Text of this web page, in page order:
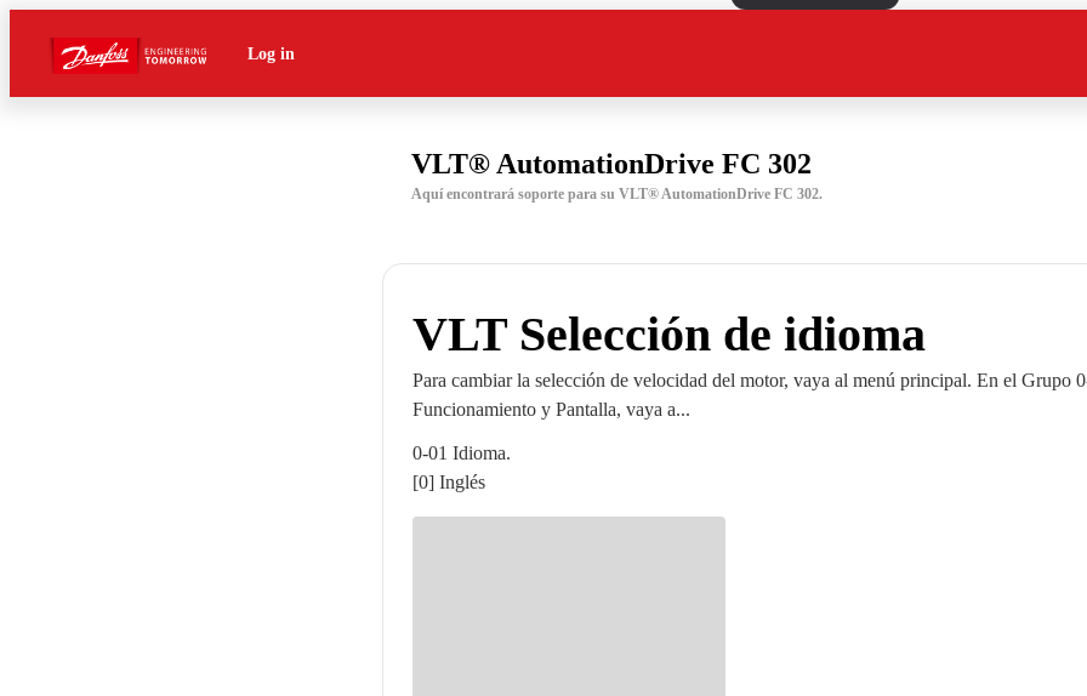
Log in
VLT® AutomationDrive FC 302
Aquí encontrará soporte para su VLT® AutomationDrive FC 302.
VLT Selección de idioma
Para cambiar la selección de velocidad del motor, vaya al menú principal. En el Grupo
Funcionamiento y Pantalla, vaya a...
0-01 Idioma.
[0] Inglés